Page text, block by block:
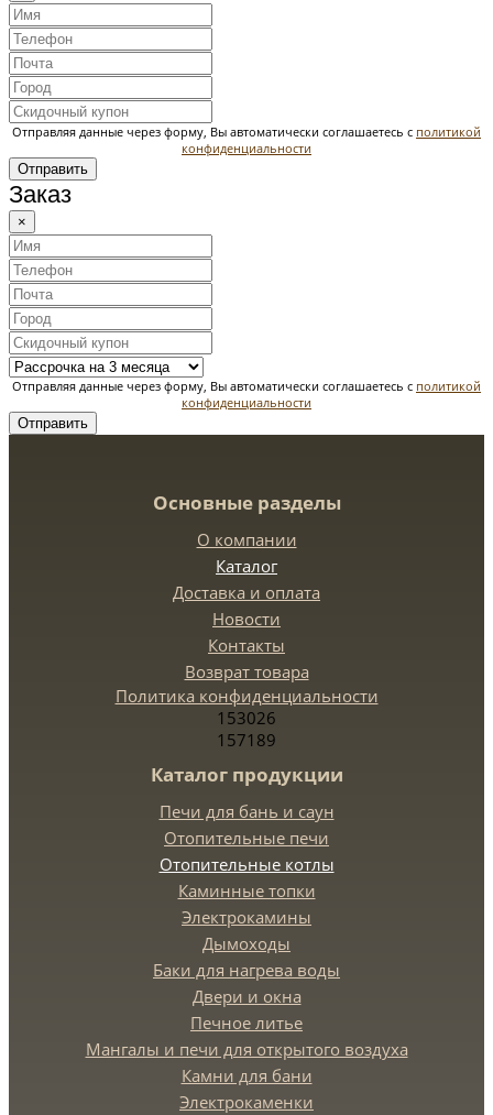
Отправляя данные через форму, Вы автоматически соглашаетесь с политикой
конфиденциальности
Отправить
Заказ
×
Отправляя данные через форму, Вы автоматически соглашаетесь с политикой
конфиденциальности
Отправить
Основные разделы
О компании
Каталог
Доставка и оплата
Новости
Контакты
Возврат товара
Политика конфиденциальности
153026
157189
Каталог продукции
Печи для бань и саун
Отопительные печи
Отопительные котлы
Каминные топки
Электрокамины
Дымоходы
Баки для нагрева воды
Двери и окна
Печное литье
Мангалы и печи для открытого воздуха
Камни для бани
Электрокаменки